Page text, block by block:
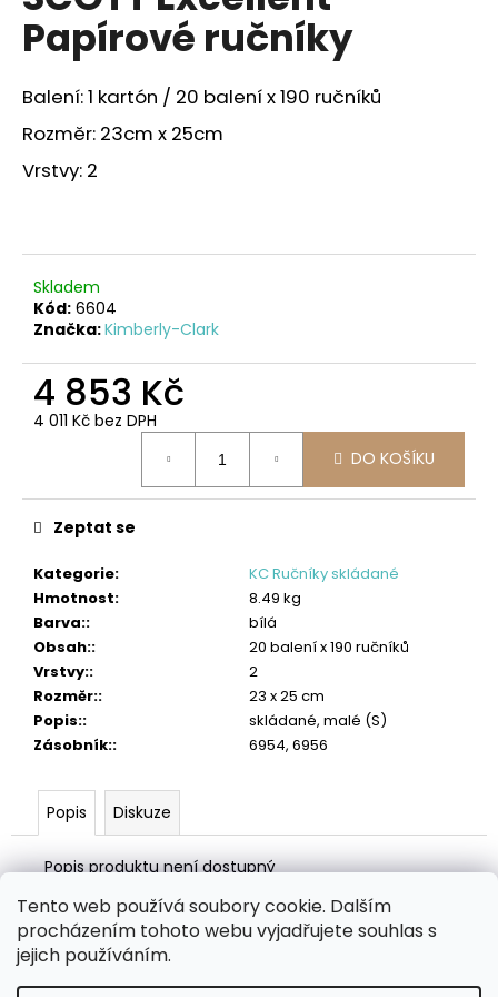
Tento web používá soubory cookie. Dalším
procházením tohoto webu vyjadřujete souhlas s
jejich používáním.
0,0
hvězdiček.
Papírové ručníky
Balení: 1 kartón / 20 balení x 190 ručníků
Rozměr: 23cm x 25cm
Vrstvy: 2
Skladem
Kód: 6604
Značka:Kimberly-Clark
4 853 Kč
4 011 Kč bez DPH
DO KOŠÍKU
Kategorie:
KC Ručníky skládané
Hmotnost:
8.49 kg
Barva::
bílá
Obsah::
20 balení x 190 ručníků
Vrstvy::
2
Rozměr::
23 x 25 cm
Popis::
skládané, malé (S)
Zásobník:: 6954, 6956
Zeptat se
Popis Diskuze
Popis produktu není dostupný
a
j
í
t
?
HLEDAT
D
p
o
č
u
e
m
e
TORK
VLHČENÉ
UTĚRKY
NA
RUCE
315
á Zboží.cz Heureka.cz